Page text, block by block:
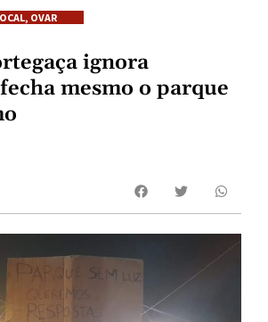
, OVAR
ignora
mesmo o parque